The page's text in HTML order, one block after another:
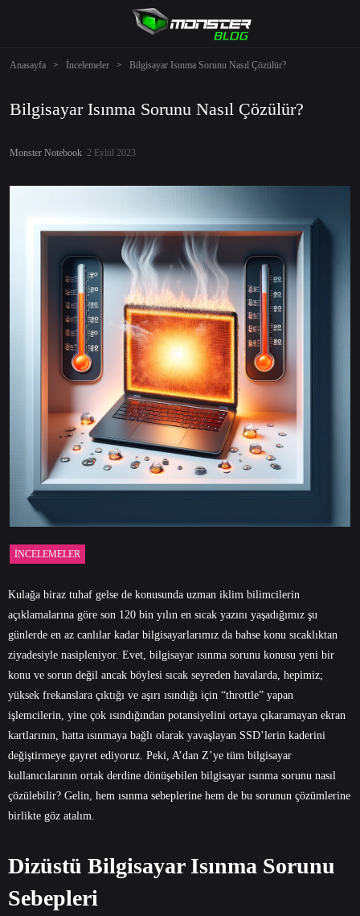
Anasayfa > İncelemeler > Bilgisayar Isınma Sorunu Nasıl Çözülür?
Bilgisayar Isınma Sorunu Nasıl Çözülür?
Monster Notebook 2 Eylül 2023
İNCELEMELER
Kulağa biraz tuhaf gelse de konusunda uzman iklim bilimcilerin
açıklamalarına göre son 120 bin yılın en sıcak yazını yaşadığımız şu
günlerde en az canlılar kadar bilgisayarlarımız da bahse konu sıcaklıktan
ziyadesiyle nasipleniyor. Evet, bilgisayar ısınma sorunu konusu yeni bir
konu ve sorun değil ancak böylesi sıcak seyreden havalarda, hepimiz;
yüksek frekanslara çıktığı ve aşırı ısındığı için “throttle” yapan
işlemcilerin, yine çok ısındığından potansiyelini ortaya çıkaramayan ekran
kartlarının, hatta ısınmaya bağlı olarak yavaşlayan SSD’lerin kaderini
değiştirmeye gayret ediyoruz. Peki, A’dan Z’ye tüm bilgisayar
kullanıcılarının ortak derdine dönüşebilen bilgisayar ısınma sorunu nasıl
çözülebilir? Gelin, hem ısınma sebeplerine hem de bu sorunun çözümlerine
birlikte göz atalım.
Dizüstü Bilgisayar Isınma Sorunu
Sebepleri